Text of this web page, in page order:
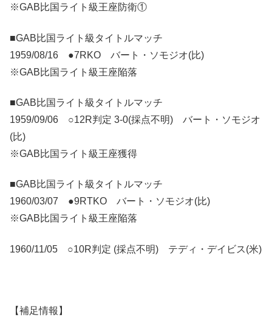
※GAB比国ライト級王座防衛①
■GAB比国ライト級タイトルマッチ
1959/08/16 ●7RKO バート・ソモジオ(比)
※GAB比国ライト級王座陥落
■GAB比国ライト級タイトルマッチ
1959/09/06 ○12R判定 3-0(採点不明) バート・ソモジオ
(比)
※GAB比国ライト級王座獲得
■GAB比国ライト級タイトルマッチ
1960/03/07 ●9RTKO バート・ソモジオ(比)
※GAB比国ライト級王座陥落
1960/11/05 ○10R判定 (採点不明) テディ・デイビス(米)
【補足情報】